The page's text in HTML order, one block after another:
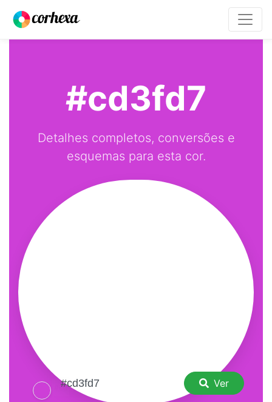
#cd3fd7
Detalhes completos, conversões e
esquemas para esta cor.
Ver